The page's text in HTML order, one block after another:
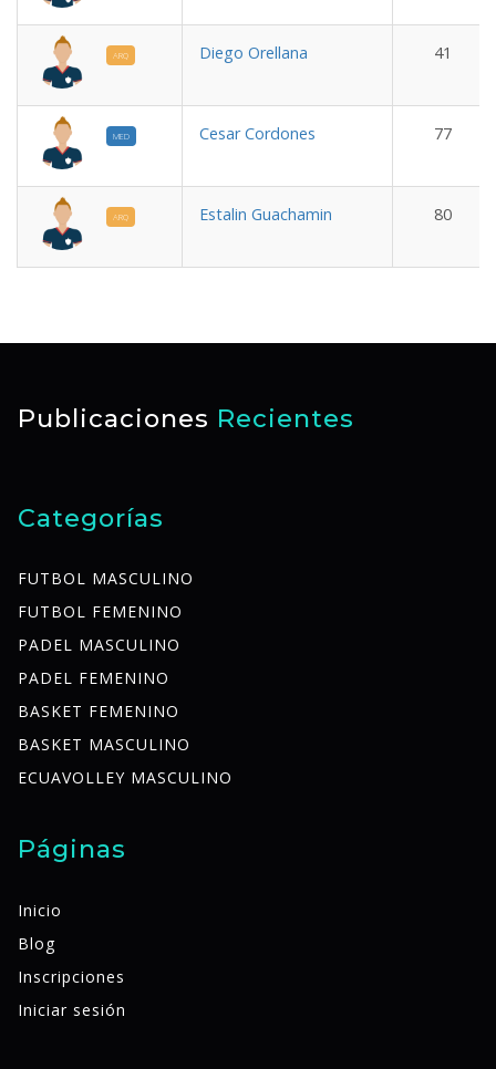
ARQ Diego Orellana 41
MED Cesar Cordones 77
ARQ Estalin Guachamin 80
Publicaciones Recientes
Categorías
FUTBOL MASCULINO
FUTBOL FEMENINO
PADEL MASCULINO
PADEL FEMENINO
BASKET FEMENINO
BASKET MASCULINO
ECUAVOLLEY MASCULINO
Páginas
Inicio
Blog
Inscripciones
Iniciar sesión